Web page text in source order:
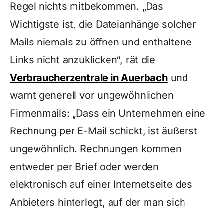
Regel nichts mitbekommen. „Das
Wichtigste ist, die Dateianhänge solcher
Mails niemals zu öffnen und enthaltene
Links nicht anzuklicken“, rät die
Verbraucherzentrale in Auerbachund
warnt generell vor ungewöhnlichen
Firmenmails: „Dass ein Unternehmen eine
Rechnung per E-Mail schickt, ist äußerst
ungewöhnlich. Rechnungen kommen
entweder per Brief oder werden
elektronisch auf einer Internetseite des
Anbieters hinterlegt, auf der man sich